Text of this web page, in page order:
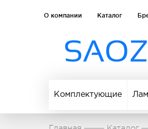
О компании Каталог
Комплектующие